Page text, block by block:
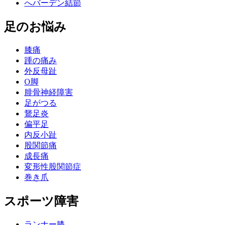
へバーデン結節
足のお悩み
膝痛
踵の痛み
外反母趾
О脚
腓骨神経障害
足がつる
鵞足炎
偏平足
内反小趾
股関節痛
成長痛
変形性股関節症
巻き爪
スポーツ障害